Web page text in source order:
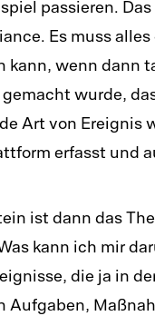
passieren.
Es muss
kann, wenn dann
wurde,
Art von Ereignis
erfasst und
ist dann das
kann ich mir
die ja in
Aufgaben,